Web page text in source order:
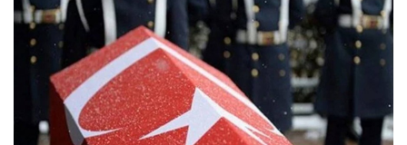
VİDEO GALERİ
KÜNYE
İLETİŞİM